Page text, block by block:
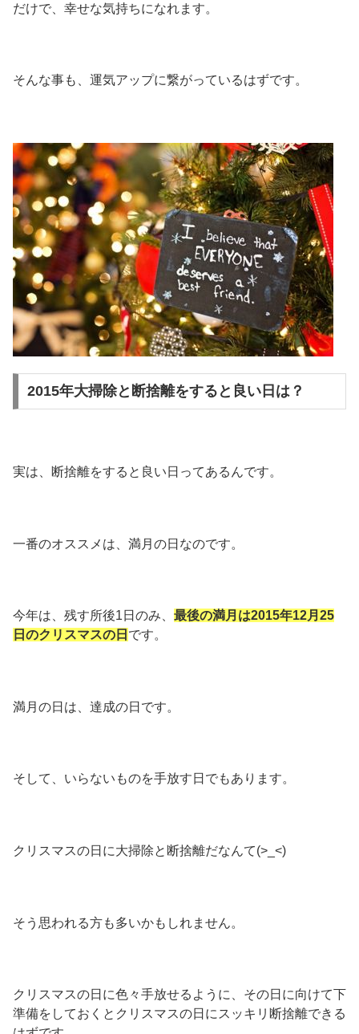
だけで、幸せな気持ちになれます。
そんな事も、運気アップに繋がっているはずです。
2015年大掃除と断捨離をすると良い日は？
実は、断捨離をすると良い日ってあるんです。
一番のオススメは、満月の日なのです。
今年は、残す所後1日のみ、 最後の満月は2015年12月25
日のクリスマスの日 です。
満月の日は、達成の日です。
そして、いらないものを手放す日でもあります。
クリスマスの日に大掃除と断捨離だなんて(>_<)
そう思われる方も多いかもしれません。
クリスマスの日に色々手放せるように、その日に向けて下
準備をしておくとクリスマスの日にスッキリ断捨離できる